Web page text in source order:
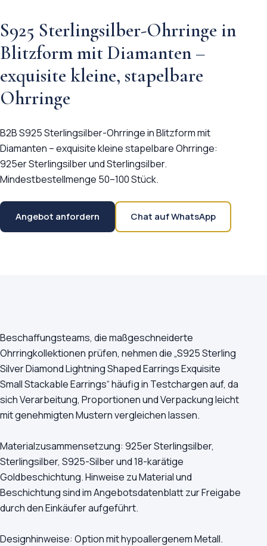
S925 Sterlingsilber-Ohrringe in
Blitzform mit Diamanten –
exquisite kleine, stapelbare
Ohrringe
B2B S925 Sterlingsilber-Ohrringe in Blitzform mit
Diamanten – exquisite kleine stapelbare Ohrringe:
925er Sterlingsilber und Sterlingsilber.
Mindestbestellmenge 50–100 Stück.
Angebot anfordern Chat auf WhatsApp
Beschaffungsteams, die maßgeschneiderte
Ohrringkollektionen prüfen, nehmen die „S925 Sterling
Silver Diamond Lightning Shaped Earrings Exquisite
Small Stackable Earrings“ häufig in Testchargen auf, da
sich Verarbeitung, Proportionen und Verpackung leicht
mit genehmigten Mustern vergleichen lassen.
Materialzusammensetzung: 925er Sterlingsilber,
Sterlingsilber, S925-Silber und 18-karätige
Goldbeschichtung. Hinweise zu Material und
Beschichtung sind im Angebotsdatenblatt zur Freigabe
durch den Einkäufer aufgeführt.
Designhinweise: Option mit hypoallergenem Metall.